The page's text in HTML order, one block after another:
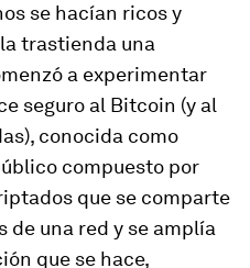
se hacían ricos y
trastienda una
a experimentar
seguro al Bitcoin (y al
conocida como
compuesto por
que se comparte
de una red y se amplía
que se hace,